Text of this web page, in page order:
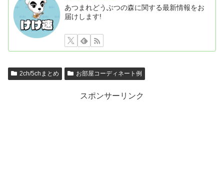
あつまれどうぶつの森に関する最新情報をお
届けします!
2ch/5chまとめ お部屋コーディネート例
スポンサーリンク